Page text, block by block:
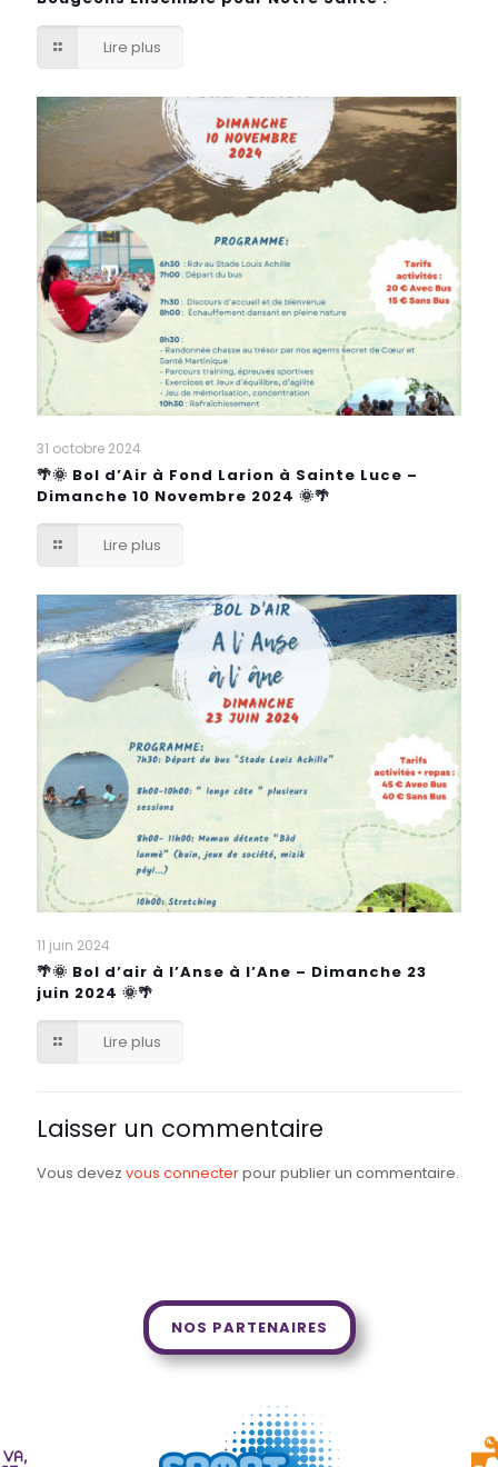
Lire plus
31 octobre 2024
🌴🌞 Bol d’Air à Fond Larion à Sainte Luce –
Dimanche 10 Novembre 2024 🌞🌴
Lire plus
11 juin 2024
🌴🌞 Bol d’air à l’Anse à l’Ane – Dimanche 23
juin 2024 🌞🌴
Lire plus
Laisser un commentaire
Vous devez vous connecterpour publier un commentaire.
NOS PARTENAIRES